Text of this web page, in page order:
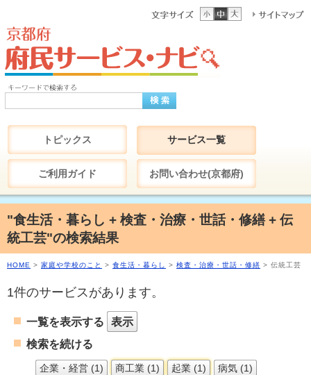
トピックス サービス一覧
ご利用ガイド お問い合わせ(京都府)
"食生活・暮らし + 検査・治療・世話・修繕 + 伝
統工芸"の検索結果
HOME > 家庭や学校のこと > 食生活・暮らし > 検査・治療・世話・修繕 > 伝統工芸
1件のサービスがあります。
一覧を表示する
表示
検索を続ける
企業・経営 (1) 商工業 (1) 起業 (1)
病気 (1)